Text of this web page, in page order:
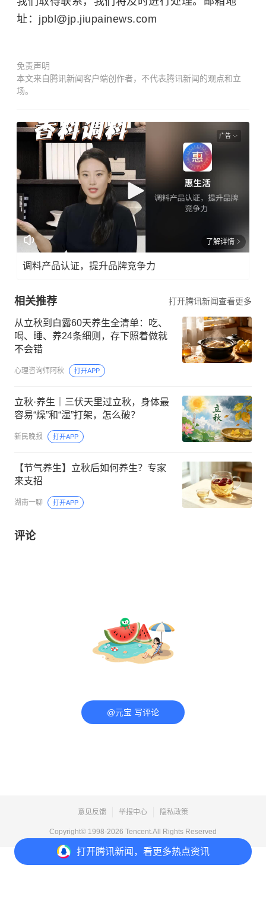
址：jpbl@jp.jiupainews.com
免责声明
本文来自腾讯新闻客户端创作者，不代表腾讯新闻的观点和立
场。
打开腾讯新闻，看更多热点资讯
广告
了解详情
调料产品认证，提升品牌竞争力
相关推荐 打开腾讯新闻查看更多
从立秋到白露60天养生全清单：吃、
喝、睡、养24条细则，存下照着做就
不会错
心理咨询师阿秋 打开APP
立秋·养生｜三伏天里过立秋，身体最
容易“燥”和“湿”打架，怎么破？
新民晚报 打开APP
【节气养生】立秋后如何养生？专家
来支招
湖南一聊 打开APP
评论
@元宝 写评论
意见反馈 举报中心 隐私政策
Copyright© 1998-2026 Tencent.All Rights Reserved